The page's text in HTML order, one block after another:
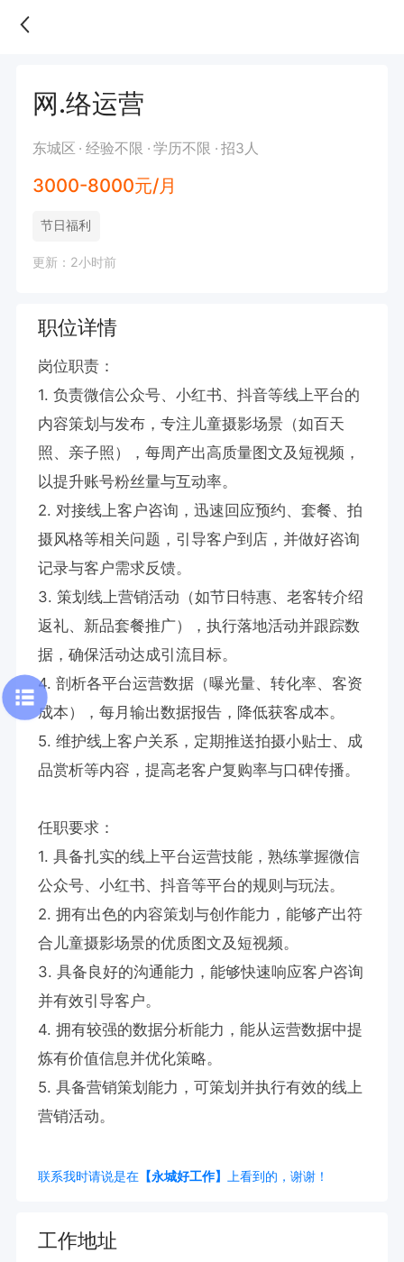
网.络运营
东城区 经验不限 学历不限 招3人
3000-8000元/月
节日福利
更新：2小时前
职位详情
岗位职责：
1. 负责微信公众号、小红书、抖音等线上平台的
内容策划与发布，专注儿童摄影场景（如百天
照、亲子照），每周产出高质量图文及短视频，
以提升账号粉丝量与互动率。
2. 对接线上客户咨询，迅速回应预约、套餐、拍
摄风格等相关问题，引导客户到店，并做好咨询
记录与客户需求反馈。
3. 策划线上营销活动（如节日特惠、老客转介绍
返礼、新品套餐推广），执行落地活动并跟踪数
据，确保活动达成引流目标。
4. 剖析各平台运营数据（曝光量、转化率、客资
成本），每月输出数据报告，降低获客成本。
5. 维护线上客户关系，定期推送拍摄小贴士、成
品赏析等内容，提高老客户复购率与口碑传播。
任职要求：
1. 具备扎实的线上平台运营技能，熟练掌握微信
公众号、小红书、抖音等平台的规则与玩法。
2. 拥有出色的内容策划与创作能力，能够产出符
合儿童摄影场景的优质图文及短视频。
3. 具备良好的沟通能力，能够快速响应客户咨询
并有效引导客户。
4. 拥有较强的数据分析能力，能从运营数据中提
炼有价值信息并优化策略。
5. 具备营销策划能力，可策划并执行有效的线上
营销活动。
联系我时请说是在【永城好工作】 上看到的，谢谢！
工作地址